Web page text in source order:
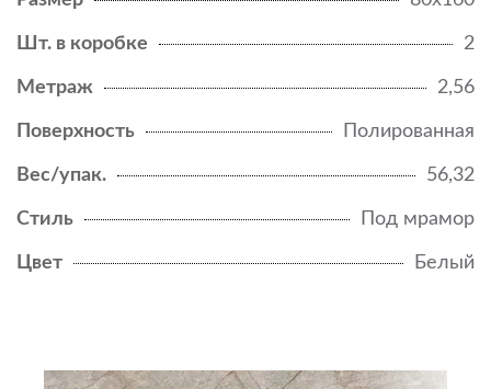
Шт. в коробке 2
Метраж 2,56
Поверхность Полированная
Вес/упак. 56,32
Стиль Под мрамор
Цвет Белый